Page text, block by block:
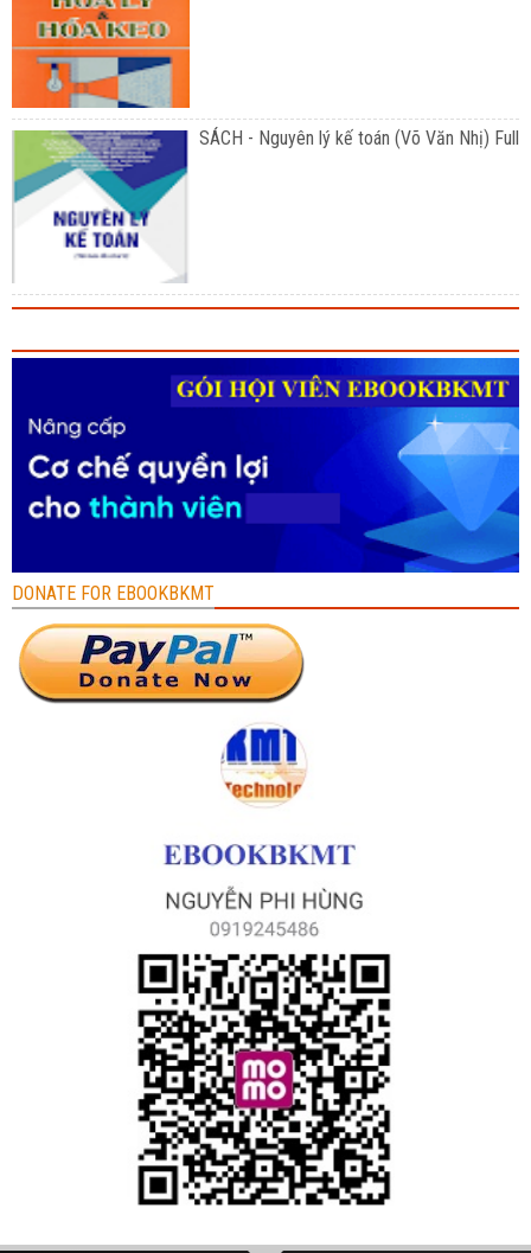
SÁCH - Nguyên lý kế toán (Võ Văn Nhị) Full
DONATE FOR EBOOKBKMT